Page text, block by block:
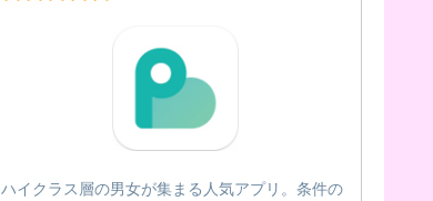
ハイクラス層の男女が集まる人気アプリ。条件の